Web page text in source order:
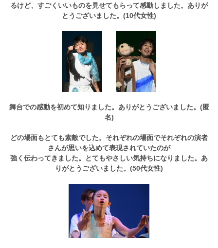
るけど、すごくいいものを見せてもらって感動しました。ありが
とうございました。(10代女性)
舞台での感動を初めて知りました。ありがとうございました。(匿
名)
どの場面もとても素敵でした。それぞれの場面でそれぞれの演者
さんが思いを込めて表現されていたのが
強く伝わってきました。とてもやさしい気持ちになりました。あ
りがとうございました。(50代女性)